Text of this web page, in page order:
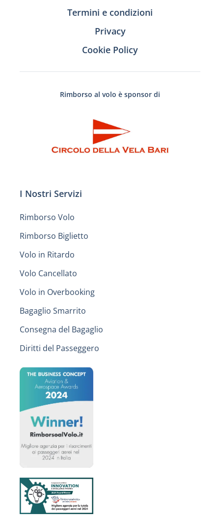
Termini e condizioni
Privacy
Cookie Policy
Rimborso al volo è sponsor di
I Nostri Servizi
Rimborso Volo
Rimborso Biglietto
Volo in Ritardo
Volo Cancellato
Volo in Overbooking
Bagaglio Smarrito
Consegna del Bagaglio
Diritti del Passeggero